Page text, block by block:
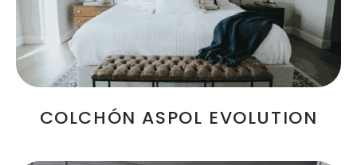
COLCHÓN ASPOL EVOLUTION